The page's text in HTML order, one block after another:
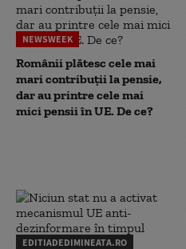
NEWSWEEK
Românii plătesc cele mai
mari contribuții la pensie,
dar au printre cele mai
mici pensii în UE. De ce?
EDITIADEDIMINEATA.RO